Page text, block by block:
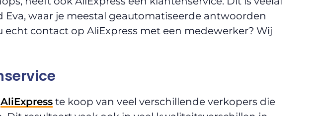
waar je meestal geautomatiseerde antwoorden
echt contact op AliExpress met een medewerker? Wij
AliExpress te koop van veel verschillende verkopers die